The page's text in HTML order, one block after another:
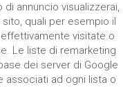
annuncio visualizzerai,
quali per esempio il
visitate o
Le liste di remarketing
dei server di Google
associati ad ogni lista o